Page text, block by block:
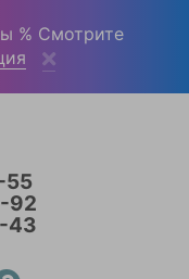
55
92
43
% Смотрите